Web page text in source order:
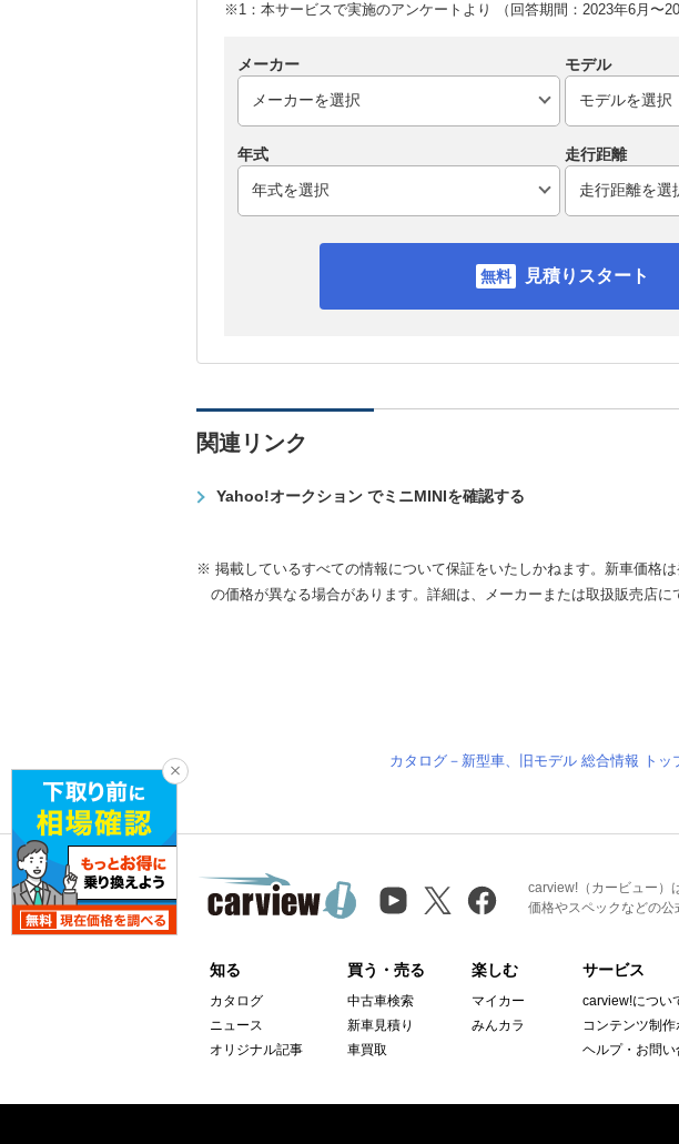
※1：本サービスで実施のアンケートより （回答期間：2023年6月〜
メーカー モデル
年式 走行距離
見積りスタート
関連リンク
Yahoo!オークション でミニMINIを確認する
※ 掲載しているすべての情報について保証をいたしかねます。新車価格
の価格が異なる場合があります。詳細は、メーカーまたは取扱販売店に
カタログ－新型車、旧モデル 総合情報 トッ
carview!（カービュー）
価格やスペックなどの公
知る
カタログ
ニュース
オリジナル記事
買う・売る
中古車検索
新車見積り
車買取
楽しむ
マイカー
みんカラ
サービス
carview!につい
コンテンツ制作
ヘルプ・お問い